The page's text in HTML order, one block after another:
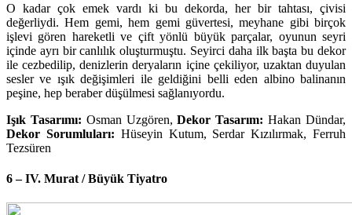
O kadar çok emek vardı ki bu dekorda, her bir tahtası, çivisi
değerliydi. Hem gemi, hem gemi güvertesi, meyhane gibi birçok
işlevi gören hareketli ve çift yönlü büyük parçalar, oyunun seyri
içinde ayrı bir canlılık oluşturmuştu. Seyirci daha ilk başta bu dekor
ile cezbedilip, denizlerin deryaların içine çekiliyor, uzaktan duyulan
sesler ve ışık değişimleri ile geldiğini belli eden albino balinanın
peşine, hep beraber düşülmesi sağlanıyordu.
Işık Tasarımı: Osman Uzgören,Dekor Tasarım: Hakan Dündar,
Dekor Sorumluları: Hüseyin Kutum, Serdar Kızılırmak, Ferruh
Tezsüren
6 – IV. Murat / Büyük Tiyatro